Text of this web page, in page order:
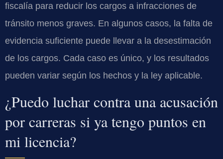
fiscalía para reducir los cargos a infracciones de
tránsito menos graves. En algunos casos, la falta de
evidencia suficiente puede llevar a la desestimación
de los cargos. Cada caso es único, y los resultados
pueden variar según los hechos y la ley aplicable.
¿Puedo luchar contra una acusación
por carreras si ya tengo puntos en
mi licencia?